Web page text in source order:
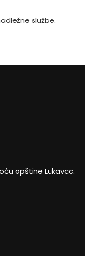
službe.
opštine Lukavac.